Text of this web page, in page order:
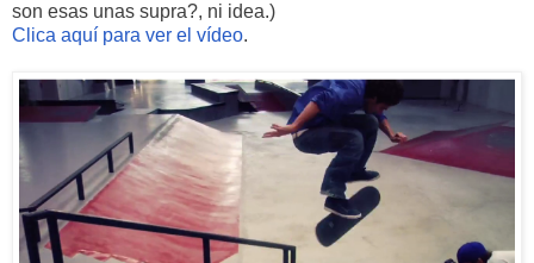
son esas unas supra?, ni idea.)
Clica aquí para ver el vídeo.